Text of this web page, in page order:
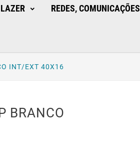
REDES, COMUNICAÇÕES
INT/EXT 40X16
BRANCO